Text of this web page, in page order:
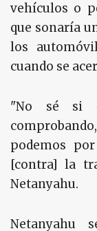
vehículos o
que sonaría
los
cuando se
"No sé si
podemos
[contra] la
Netanyahu.
Netanyahu